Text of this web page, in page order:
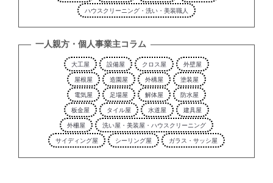
ハウスクリーニング・洗い・美装職人
一人親方・個人事業主コラム
大工屋 設備屋 クロス屋
外壁屋
屋根屋
造園屋 外構屋
塗装屋
電気屋
足場屋 解体屋
防水屋
板金屋
タイル屋 水道屋
建具屋
外柵屋
洗い屋・美装屋・ハウスクリーニング
サイディング屋
シーリング屋 ガラス・サッシ屋